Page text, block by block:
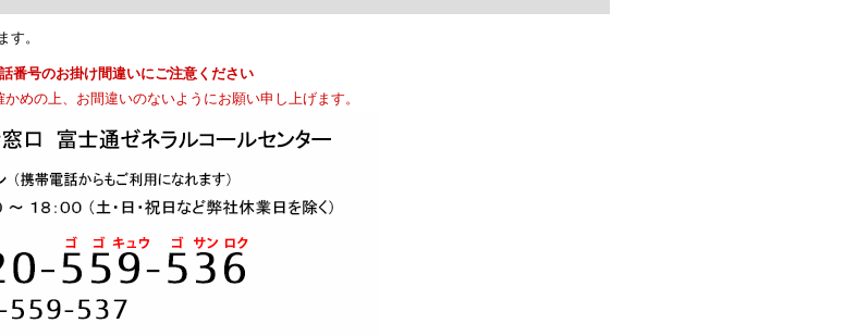
。
番号のお掛け間違いにご注意ください
めの上、お間違いのないようにお願い申し上げます。